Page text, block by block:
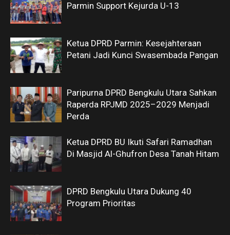
Parmin Support Kejurda U-13
Ketua DPRD Parmin: Kesejahteraan
Petani Jadi Kunci Swasembada Pangan
Paripurna DPRD Bengkulu Utara Sahkan
Raperda RPJMD 2025–2029 Menjadi
Perda
Ketua DPRD BU Ikuti Safari Ramadhan
Di Masjid Al-Ghufron Desa Tanah Hitam
DPRD Bengkulu Utara Dukung 40
Program Prioritas